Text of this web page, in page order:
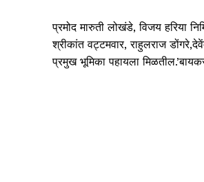
प्रमोद मारुती लोखंडे, विजय हरिया
श्रीकांत वट्टमवार, राहुलराज
प्रमुख भूमिका पहायला